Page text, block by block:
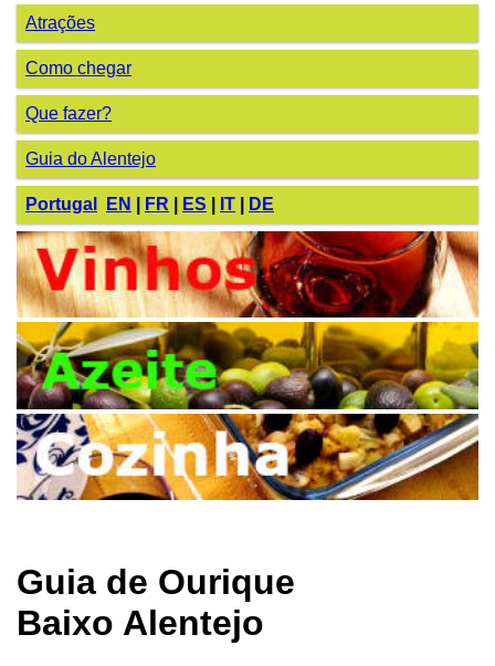
Atrações
Como chegar
Que fazer?
Guia do Alentejo
Portugal EN FR ES IT DE
Guia de Ourique
Baixo Alentejo